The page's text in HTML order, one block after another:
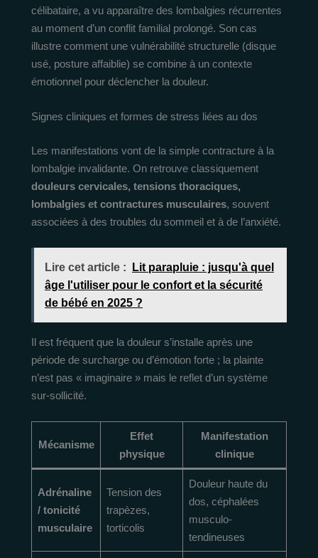
célibataire, a vu apparaître des lombalgies récurrentes
au moment d’un conflit familial prolongé. Son cas
illustre comment une vulnérabilité structurelle (disque
usé, posture affaiblie) se combine à un contexte
émotionnel pour déclencher la douleur.
Signes cliniques et formes de stress liées au dos
Les manifestations vont de la simple contracture à la
lombalgie invalidante. On retrouve classiquement
douleurs cervicales, tensions thoraciques,
lombalgies et contractures musculaires, souvent
associées à des troubles du sommeil et à de l’anxiété.
Lire cet article :
Lit parapluie : jusqu'à quel
âge l'utiliser pour le confort et la sécurité
de bébé en 2025 ?
Il est fréquent que la douleur s’installe après une
période de surcharge ou d’émotion forte ; la plainte
n’est pas « imaginaire » mais le reflet d’un système
sur-sollicité.
Mécanisme
Effet
physique
Manifestation
clinique
Adrénaline
/ tonicité
musculaire
Tension des
trapèzes,
torticolis
Douleur haute du
dos, céphalées
musculo-
tendineuses